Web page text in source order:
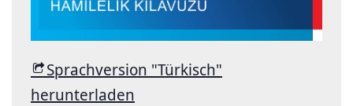
Sprachversion "Türkisch"
herunterladen